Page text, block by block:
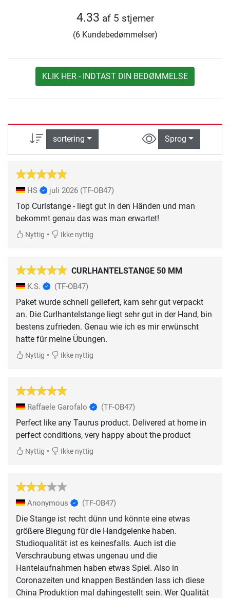
4.33 af 5 stjerner
(6 Kundebedømmelser)
KLIK HER - INDTAST DIN BEDØMMELSE
sortering Sprog
HS juli 2026 (TF-OB47)
Top Curlstange - liegt gut in den Händen und man
bekommt genau das was man erwartet!
Nyttig • Ikke nyttig
CURLHANTELSTANGE 50 MM
K.S. (TF-OB47)
Paket wurde schnell geliefert, kam sehr gut verpackt
an. Die Curlhantelstange liegt sehr gut in der Hand, bin
bestens zufrieden. Genau wie ich es mir erwünscht
hatte für meine Übungen.
Nyttig • Ikke nyttig
Raffaele Garofalo (TF-OB47)
Perfect like any Taurus product. Delivered at home in
perfect conditions, very happy about the product
Nyttig • Ikke nyttig
Anonymous (TF-OB47)
Die Stange ist recht dünn und könnte eine etwas
größere Biegung für die Handgelenke haben.
Studioqualität ist es keinesfalls. Auch ist die
Verschraubung etwas ungenau und die
Hantelaufnahmen haben etwas Spiel. Also in
Coronazeiten und knappen Beständen lass ich diese
China Produktion mal dahingestellt sein. Wer Qualität